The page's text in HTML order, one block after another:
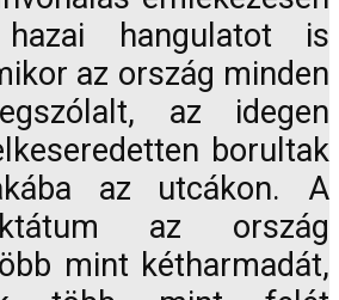
hangulatot is
az ország minden
az idegen
borultak
az utcákon. A
az ország
mint kétharmadát,